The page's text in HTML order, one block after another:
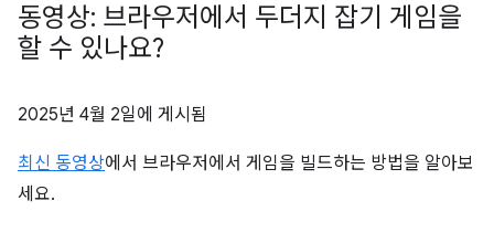
동영상: 브라우저에서 두더지 잡기 게임을
할 수 있나요?
2025년 4월 2일에 게시됨
최신 동영상에서 브라우저에서 게임을 빌드하는 방법을 알아보
세요.